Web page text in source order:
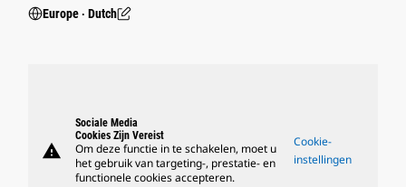
Europe ‧ Dutch
warning
Sociale Media
Cookies Zijn Vereist
Om deze functie in te schakelen, moet u
het gebruik van targeting-, prestatie- en
functionele cookies accepteren.
Cookie-
instellingen